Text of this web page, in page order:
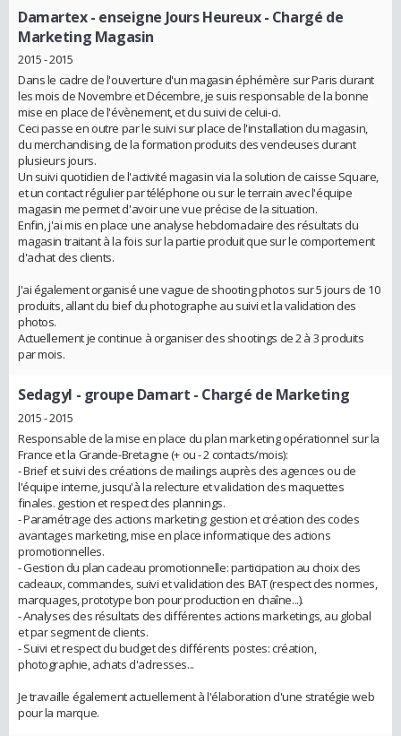
Damartex - enseigne Jours Heureux- Chargé de
Marketing Magasin
2015 - 2015
Dans le cadre de l'ouverture d'un magasin éphémère sur Paris durant
les mois de Novembre et Décembre, je suis responsable de la bonne
mise en place de l'évènement, et du suivi de celui-ci.
Ceci passe en outre par le suivi sur place de l'installation du magasin,
du merchandising, de la formation produits des vendeuses durant
plusieurs jours.
Un suivi quotidien de l'activité magasin via la solution de caisse Square,
et un contact régulier par téléphone ou sur le terrain avec l'équipe
magasin me permet d'avoir une vue précise de la situation.
Enfin, j'ai mis en place une analyse hebdomadaire des résultats du
magasin traitant à la fois sur la partie produit que sur le comportement
d'achat des clients.
J'ai également organisé une vague de shooting photos sur 5 jours de 10
produits, allant du bief du photographe au suivi et la validation des
photos.
Actuellement je continue à organiser des shootings de 2 à 3 produits
par mois.
Sedagyl - groupe Damart - Chargé de Marketing
2015 - 2015
Responsable de la mise en place du plan marketing opérationnel sur la
France et la Grande-Bretagne (+ ou - 2 contacts/mois):
- Brief et suivi des créations de mailings auprès des agences ou de
l'équipe interne, jusqu'à la relecture et validation des maquettes
finales. gestion et respect des plannings.
- Paramétrage des actions marketing: gestion et création des codes
avantages marketing, mise en place informatique des actions
promotionnelles.
- Gestion du plan cadeau promotionnelle: participation au choix des
cadeaux, commandes, suivi et validation des BAT (respect des normes,
marquages, prototype bon pour production en chaîne...).
- Analyses des résultats des différentes actions marketings, au global
et par segment de clients.
- Suivi et respect du budget des différents postes: création,
photographie, achats d'adresses...
Je travaille également actuellement à l'élaboration d'une stratégie web
pour la marque.